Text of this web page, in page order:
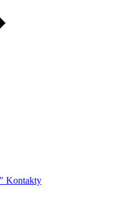
Kontakty